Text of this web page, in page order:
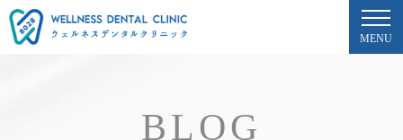
MENU
BLOG